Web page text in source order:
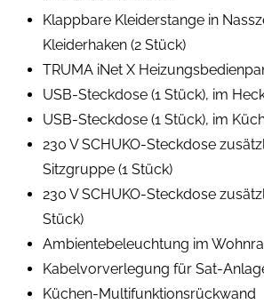
Klappbare Kleiderstange in
Kleiderhaken (2 Stück)
TRUMA iNet X
USB-Steckdose (1 Stück), im
USB-Steckdose (1 Stück), im
230 V SCHUKO-Steckdose
Sitzgruppe (1 Stück)
230 V SCHUKO-Steckdose
Stück)
Ambientebeleuchtung im
Kabelvorverlegung für Sat-
Küchen-Multifunktionsrückwand